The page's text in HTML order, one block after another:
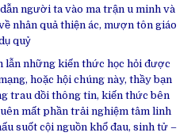
người ta vào ma trận u minh và
nhân quả thiện ác, mượn tôn giáo
quỷ
lẫn những kiến thức học hỏi được
hoặc hội chúng này, thầy bạn
trau dồi thông tin, kiến thức bên
mất phần trải nghiệm tâm linh
suốt cội nguồn khổ đau, sinh tử –